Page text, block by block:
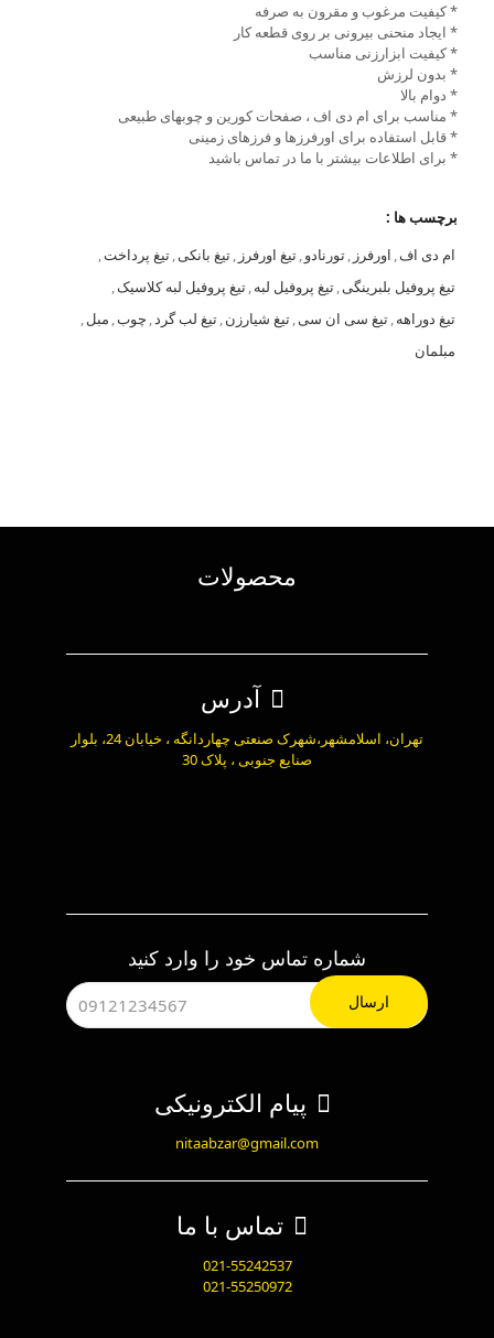
* کیفیت مرغوب و مقرون به صرفه
* ایجاد منحنی بیرونی بر روی قطعه کار
* کیفیت ابزارزنی مناسب
* بدون لرزش
* دوام بالا
* مناسب برای ام دی اف ، صفحات کورین و چوبهای طبیعی
* قابل استفاده برای اورفرزها و فرزهای زمینی
* برای اطلاعات بیشتر با ما در تماس باشید
برچسب ها :
ام دی اف, اورفرز ,تورنادو,تیغ اورفرز ,تیغ بانکی,تیغ پرداخت,
تیغ پروفیل بلبرینگی,تیغ پروفیل لبه,تیغ پروفیل لبه کلاسیک,
تیغ دوراهه,تیغ سی ان سی,تیغ شیارزن,تیغ لب گرد, چوب, مبل,
مبلمان
محصولات
آدرس
تهران، اسلامشهر،شهرک صنعتی چهاردانگه ، خیابان 24، بلوار
صنایع جنوبی ، پلاک 30
شماره تماس خود را وارد کنید
پیام الکترونیکی
nitaabzar@gmail.com
تماس با ما
021-55242537
021-55250972